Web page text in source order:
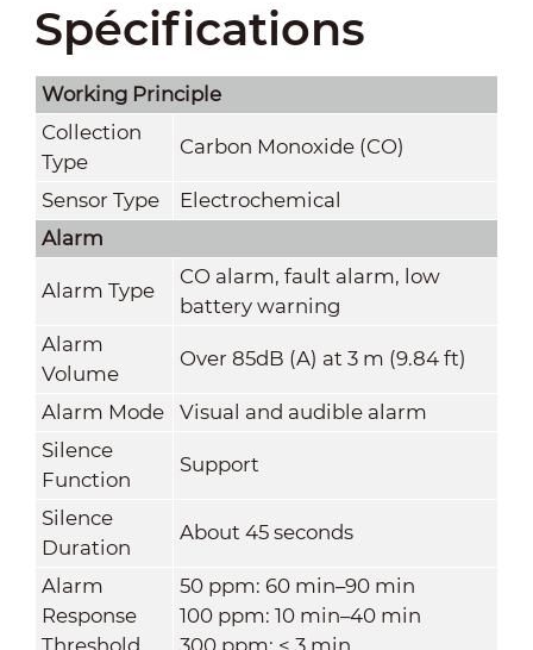
Spécifications
Working Principle
Collection
Type
Carbon Monoxide (CO)
Sensor Type
Electrochemical
Alarm
Alarm Type
CO alarm, fault alarm, low
battery warning
Alarm
Volume
Over 85dB (A) at 3 m (9.84 ft)
Alarm Mode
Visual and audible alarm
Silence
Function
Support
Silence
Duration
About 45 seconds
Alarm
Response
Threshold
50 ppm: 60 min–90 min
100 ppm: 10 min–40 min
300 ppm: < 3 min